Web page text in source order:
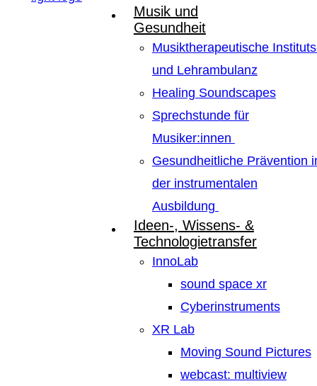
Musik und
Gesundheit
Musiktherapeutische
und Lehrambulanz
Healing Soundscapes
Sprechstunde für
Musiker:innen
Gesundheitliche Prävention
der instrumentalen
Ausbildung
Ideen-, Wissens- &
Technologietransfer
InnoLab
sound space xr
Cyberinstruments
XR Lab
Moving Sound Pictures
webcast: multiview